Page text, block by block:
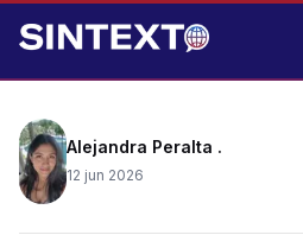
Primera victoria del Tri en
Alejandra Peralta .
12 jun 2026